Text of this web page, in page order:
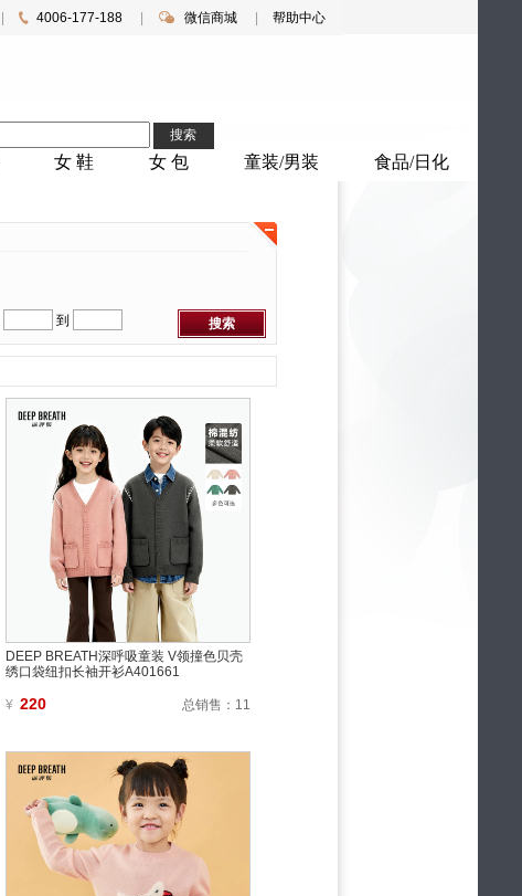
4006-177-188 微信商城
微信扫码购
帮助中心
搜索
女 鞋 女 包 童装/男装 食品/日化
到 搜索
DEEP BREATH深呼吸童装 V领撞色贝壳
绣口袋纽扣长袖开衫A401661
¥ 220 总销售： 11